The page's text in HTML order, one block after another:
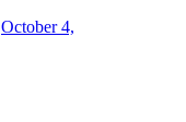
October 4,